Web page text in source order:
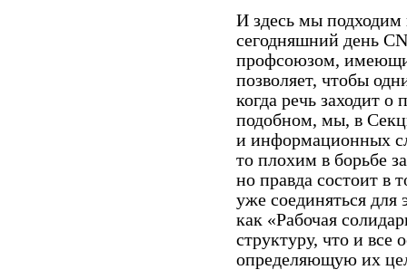
И здесь мы подходим
сегодняшний день
профсоюзом,
позволяет, чтобы
когда речь заходит
подобном, мы, в
и информационных
то плохим в борьбе
но правда состоит в
уже соединяться для
как «Рабочая
структуру, что и все
определяющую их